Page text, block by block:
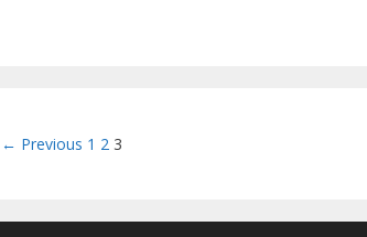
Post navigation
← Previous 1 2 3